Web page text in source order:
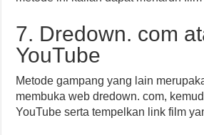
7. Dredown. com
YouTube
Metode gampang yang lain
membuka web dredown. com,
YouTube serta tempelkan link film